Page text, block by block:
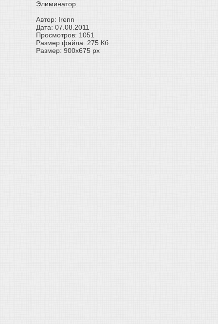
Элиминатор
Автор: Irenn
Дата: 07.08.2011
Просмотров: 1051
Размер файла: 275 Кб
Размер: 900x675 px